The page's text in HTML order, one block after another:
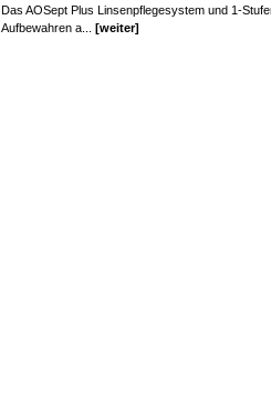
Das AOSept Plus Linsenpflegesystem und 1-
Aufbewahren a... [weiter]